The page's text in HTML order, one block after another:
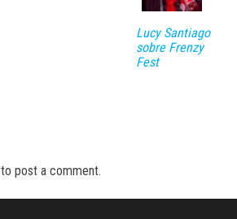
Lucy Santiago
sobre Frenzy
Fest
to post a comment.